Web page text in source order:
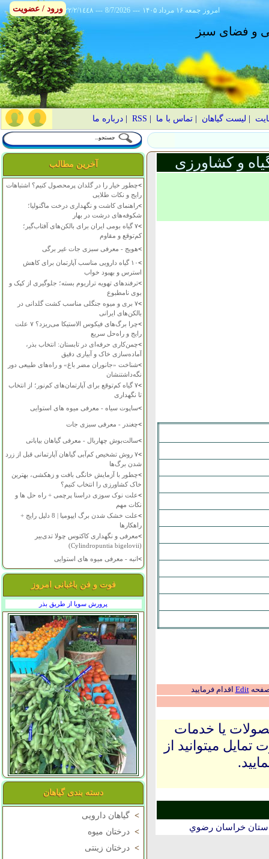
٢٢/٢/١٤٤٨ --- 8/7/2026 --- ۱۴۰۵ جمعه ۱۶ مرداد امروز
و فضای سبز
لیست گیاهان |تماس با ما RSS
|درباره ما
آخرین مطالب
>چطور خیار را در گلدان پرمحصول کنیم؟ اشتباهات
رایج و نکات طلایی
>راهنمای کاشت و نگهداری درخت ماگنولیا؛
شکوفه‌های درشت در بهار
>
۷ گیاه بومی ایران برای بالکن‌های آفتاب‌گیر؛
کم‌توقع و مقاوم
>هویج - معرفی سبزی جات غیر برگی
>
۱۰ گیاه دارویی مناسب آپارتمان برای کاهش
استرس و بهبود خواب
>ترفندهای تهویه تراریوم بسته؛ جلوگیری از کپک و
بوی نامطبوع
>
۷ بری و میوه جنگلی مناسب کشت گلدانی در
بالکن‌های ایرانی
>
چرا برگ‌های فیکوس الاستیکا می‌ریزد؟ ۷ علت
رایج و راه‌حل سریع
>چمن‌کاری حرفه‌ای در تابستان: انتخاب بذر،
آماده‌سازی خاک و آبیاری دقیق
>شناخت «جانوران مضر باغ» و راه‌های طبیعی دور
نگه‌داشتنشان
>
۷ گیاه کم‌توقع برای آپارتمان‌های کم‌نور؛ از انتخاب
تا نگهداری
>ساپوت سیاه - معرفی میوه های استوایی
>چغندر - معرفی سبزی جات
>سالت‌بوش چهاربال - معرفی گیاهان بیابانی
>
۷ روش تشخیص کم‌آبی گیاهان آپارتمانی قبل از زرد
شدن برگ‌ها
>چطور با آزمایش خانگی بافت و زهکشی، بهترین
خاک کشاورزی را انتخاب کنیم؟
>علت نوک سوزی دراسنا پرچمی + راه حل ها و
نکات مهم
>
علت خشک شدن برگ ایپومیا | 8 دلیل رایج +
راهکارها
>معرفی و نگهداری کاکتوس چولا تدی‌بیر
(Cylindropuntia bigelovii)
>انبه - معرفی میوه های استوایی
فوت و فن باغبانی امروز
پرورش سویا از طریق بذر
دسته بندی گیاهان
> گیاهان دارویی
> درختان میوه
> درختان زینتی
و کشاورزی
صفحهEdit اقدام فرمایید
یا خدمات
میتوانید از
خراسان رضوي
ورود / عضویت